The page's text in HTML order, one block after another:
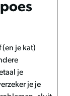
(en je kat)
je
je je